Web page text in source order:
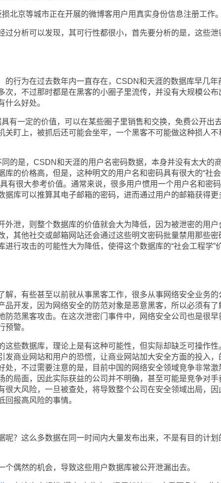
京等城市正在开展的微博客用户用真实身份信息注册工作
析可以发现，其可行性都很小，首先要分析的是，这些泄
为在过去数年内一直存在，CSDN和天涯的数据库早几年
次，不过那时都是在黑客的小圈子里流传，并没有大规模公布
什么好处。
一定的价值，可以在某些圈子里销售和交换，免费公开出
关盯上，被抓后还可能会坐牢，一个黑客不可能做这种损人不
是，CSDN和天涯的用户名密码数据，本身并没有太大的
库的价格高，但是，这种明文的用户名和密码具有很大的“社
有很大参考价值。通常来说，很多用户惯用一个用户名和密
据库可以推算其电子邮箱的密码，进而通过用户的邮箱获得更
，则整个数据库的价值就会大为降低，因为被泄密的用户
，其他社交或邮箱网站还会通过这些明文密码批量禁用那些密
进行攻击的可能性大为降低，使得这个数据库的“社会工程学”
有些甚至以前就从事黑客工作，很多从事网络安全业务的
品开发，因为网络安全的防范对象是恶意黑客，所以必须有了
防范黑客攻击。在这次泄密门事件中，网络安全公司也是很早
预警。
数据库，理论上是有这种可能性，但实际却缺乏可操作性
发商业网站和用户的恐慌，让商业网站加大安全方面的投入，
处，不过需要注意的是，目前中国的网络安全领域竞争非常激
的局面，因此实际获益的公司并不明确，甚至可能是竞争对手
很大风险，一旦被查处，将导致整个公司在安全领域出局，因
报高风险的事情。
这么多数据在同一时间内大量发布出来，不是有目的计划
然的机会，导致这些用户数据库被公开泄漏出去。